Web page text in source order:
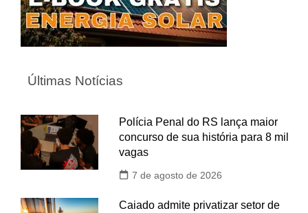
Últimas Notícias
Polícia Penal do RS lança maior
concurso de sua história para 8 mil
vagas
7 de agosto de 2026
Caiado admite privatizar setor de